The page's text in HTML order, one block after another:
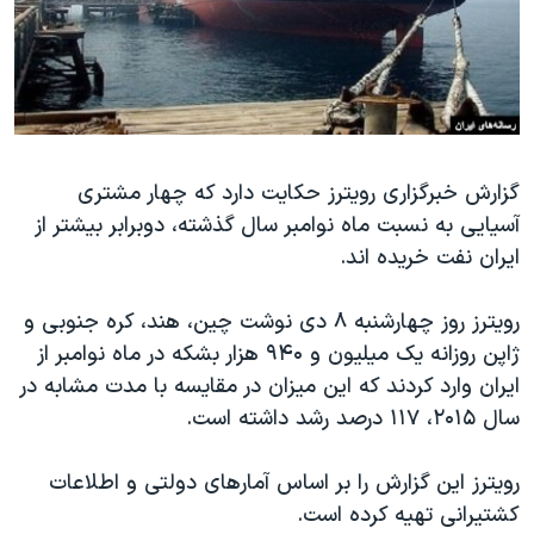
فرهنگ و زندگی
حقوق شهروندی
اقتصادی
اسرائیل در جنگ
گالری عکس
مستندها
انتخابات ریاست جمهوری آمریکا ۲۰۲۴
حمله جمهوری اسلامی به اسرائیل
ورزش زنان در ایران
اعتراضات زن، زندگی، آزادی
تریبونال مردمی آبان ۹۸
دادگاه حمید نوری
چهل سال گروگان‌گیری
اعتراضات مردمی آبان ۹۸
دنبال کنید
زبانهای مختلف
گزارش خبرگزاری رویترز حکایت دارد که چهار مشتری
آسیایی به نسبت ماه نوامبر سال گذشته، دوبرابر بیشتر از
ایران نفت خریده اند.
رویترز روز چهارشنبه ۸ دی نوشت چین، هند، کره جنوبی و
ژاپن روزانه یک میلیون و ۹۴۰ هزار بشکه در ماه نوامبر از
ایران وارد کردند که این میزان در مقایسه با مدت مشابه در
سال ۲۰۱۵، ۱۱۷ درصد رشد داشته است.
رویترز این گزارش را بر اساس آمارهای دولتی و اطلاعات
کشتیرانی تهیه کرده است.